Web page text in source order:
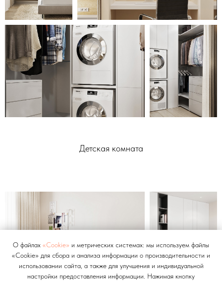
Детская комната
О файлах «Cookie» и метрических системах: мы используем файлы
«Cookie» для сбора и анализа информации о производительности и
использовании сайта, а также для улучшения и индивидуальной
настройки предоставления информации. Нажимая кнопку